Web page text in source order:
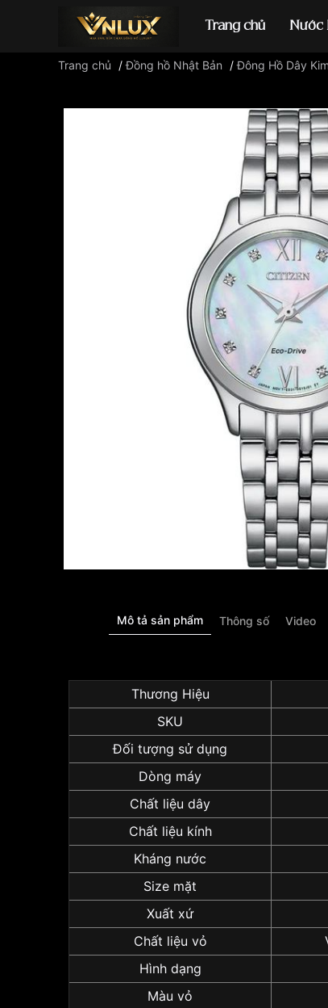
Trang chủ Nước
Đồng hồ
Trang chủ /Đồng hồ Nhật Bản /Đông Hồ Dây
Mô tả sản phẩm Thông số Video
Thương Hiệu
SKU
Đối tượng sử dụng
Dòng máy
Chất liệu dây
Chất liệu kính
Kháng nước
Size mặt
Xuất xứ
Chất liệu vỏ
Hình dạng
Màu vỏ